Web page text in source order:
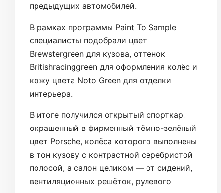
предыдущих автомобилей.
В рамках программы Paint To Sample
специалисты подобрали цвет
Brewstergreen для кузова, оттенок
Britishracinggreen для оформления колёс и
кожу цвета Noto Green для отделки
интерьера.
В итоге получился открытый спорткар,
окрашенный в фирменный тёмно-зелёный
цвет Porsche, колёса которого выполнены
в тон кузову с контрастной серебристой
полосой, а салон целиком — от сидений,
вентиляционных решёток, рулевого